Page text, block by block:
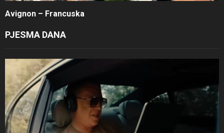
Avignon – Francuska
PJESMA DANA